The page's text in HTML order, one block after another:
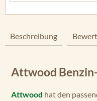
Beschreibung
Attwood
Attwood hat den